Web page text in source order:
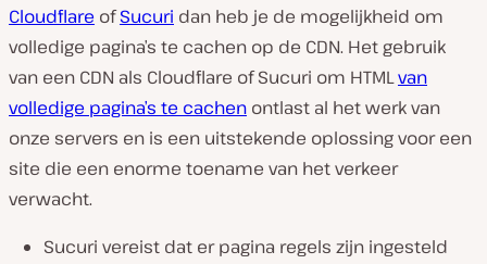
Cloudflare ofSucuri dan heb je de mogelijkheid om
volledige pagina’s te cachen op de CDN. Het gebruik
van een CDN als Cloudflare of Sucuri om HTMLvan
volledige pagina’s te cachen ontlast al het werk van
onze servers en is een uitstekende oplossing voor een
site die een enorme toename van het verkeer
verwacht.
Sucuri vereist dat er pagina regels zijn ingesteld